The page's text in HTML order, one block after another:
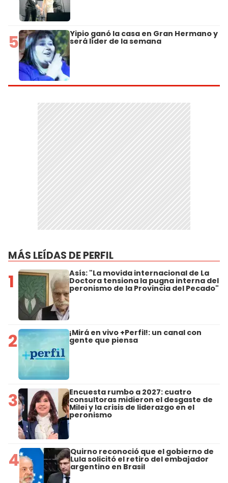
5 Yipio ganó la casa en Gran Hermano y
será líder de la semana
MÁS LEÍDAS DE PERFIL
1 Asís: "La movida internacional de La
Doctora tensiona la pugna interna del
peronismo de la Provincia del Pecado"
2 ¡Mirá en vivo +Perfil!: un canal con
gente que piensa
3 Encuesta rumbo a 2027: cuatro
consultoras midieron el desgaste de
Milei y la crisis de liderazgo en el
peronismo
4 Quirno reconoció que el gobierno de
Lula solicitó el retiro del embajador
argentino en Brasil